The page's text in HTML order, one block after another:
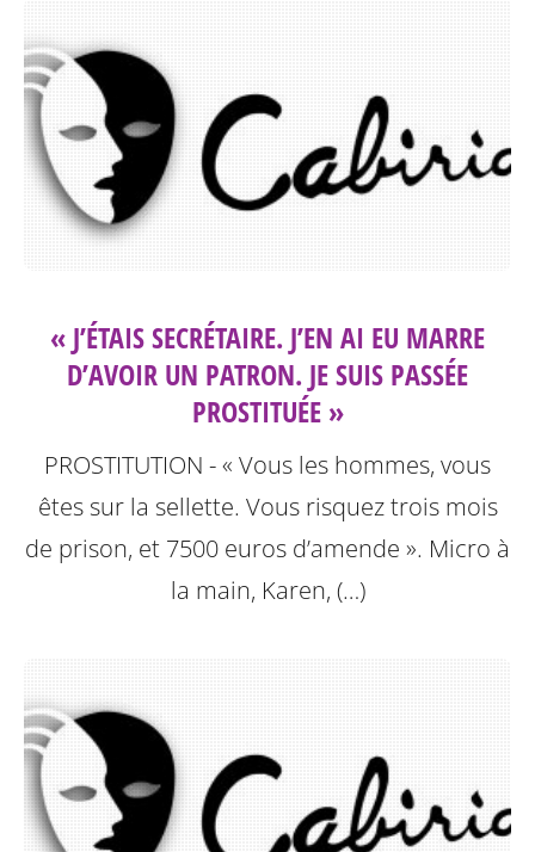
« J’ÉTAIS SECRÉTAIRE. J’EN AI EU MARRE
D’AVOIR UN PATRON. JE SUIS PASSÉE
PROSTITUÉE »
PROSTITUTION - « Vous les hommes, vous
êtes sur la sellette. Vous risquez trois mois
de prison, et 7500 euros d’amende ». Micro à
la main, Karen, (…)